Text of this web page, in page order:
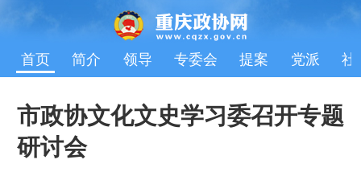
首页 简介 领导 专委会 提案 党派 社
市政协文化文史学习委召开专题
研讨会